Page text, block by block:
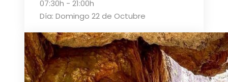
07:30h - 21:00h
Día: Domingo 22 de Octubre